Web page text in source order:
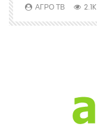
АГРО ТВ 2.1K